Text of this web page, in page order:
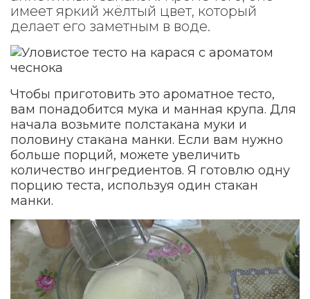
имеет яркий жёлтый цвет, который
делает его заметным в воде.
Чтобы приготовить это ароматное тесто,
вам понадобится мука и манная крупа. Для
начала возьмите полстакана муки и
половину стакана манки. Если вам нужно
больше порций, можете увеличить
количество ингредиентов. Я готовлю одну
порцию теста, используя один стакан
манки.